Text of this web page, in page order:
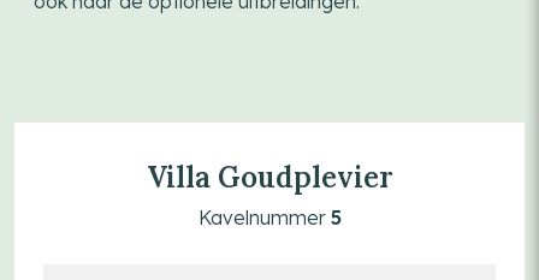
Villa Goudplevier
Kavelnummer 5